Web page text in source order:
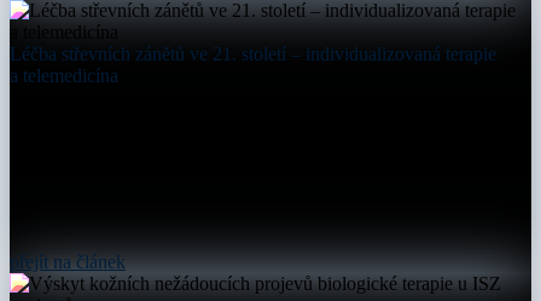
Léčba střevních zánětů ve 21. století – individualizovaná terapie
a telemedicína
přejít na článek